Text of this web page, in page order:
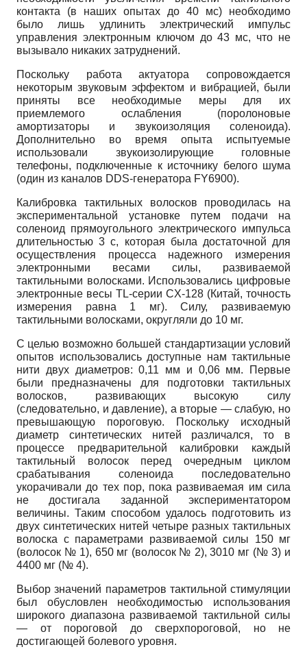
контакта (в наших опытах до 40 мс) необходимо
было лишь удлинить электрический импульс
управления электронным ключом до 43 мс, что не
вызывало никаких затруднений.
Поскольку работа актуатора сопровождается
некоторым звуковым эффектом и вибрацией, были
приняты все необходимые меры для их
приемлемого ослабления (поролоновые
амортизаторы и звукоизоляция соленоида).
Дополнительно во время опыта испытуемые
использовали звукоизолирующие головные
телефоны, подключенные к источнику белого шума
(один из каналов DDS-генератора FY6900).
Калибровка тактильных волосков проводилась на
экспериментальной установке путем подачи на
соленоид прямоугольного электрического импульса
длительностью 3 с, которая была достаточной для
осуществления процесса надежного измерения
электронными весами силы, развиваемой
тактильными волосками. Использовались цифровые
электронные весы TL-серии CX-128 (Китай, точность
измерения равна 1 мг). Силу, развиваемую
тактильными волосками, округляли до 10 мг.
С целью возможно большей стандартизации условий
опытов использовались доступные нам тактильные
нити двух диаметров: 0,11 мм и 0,06 мм. Первые
были предназначены для подготовки тактильных
волосков, развивающих высокую силу
(следовательно, и давление), а вторые — слабую, но
превышающую пороговую. Поскольку исходный
диаметр синтетических нитей различался, то в
процессе предварительной калибровки каждый
тактильный волосок перед очередным циклом
срабатывания соленоида последовательно
укорачивали до тех пор, пока развиваемая им сила
не достигала заданной экспериментатором
величины. Таким способом удалось подготовить из
двух синтетических нитей четыре разных тактильных
волоска с параметрами развиваемой силы 150 мг
(волосок № 1), 650 мг (волосок № 2), 3010 мг (№ 3) и
4400 мг (№ 4).
Выбор значений параметров тактильной стимуляции
был обусловлен необходимостью использования
широкого диапазона развиваемой тактильной силы
— от пороговой до сверхпороговой, но не
достигающей болевого уровня.